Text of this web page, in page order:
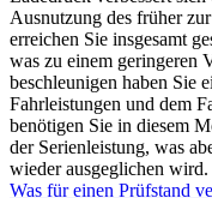
Ausnutzung des früher
erreichen Sie insgesamt
was zu einem geringeren
beschleunigen haben Sie
Fahrleistungen und dem
benötigen Sie in diesem
der Serienleistung, was
wieder ausgeglichen wird.
Was für einen Prüfstand